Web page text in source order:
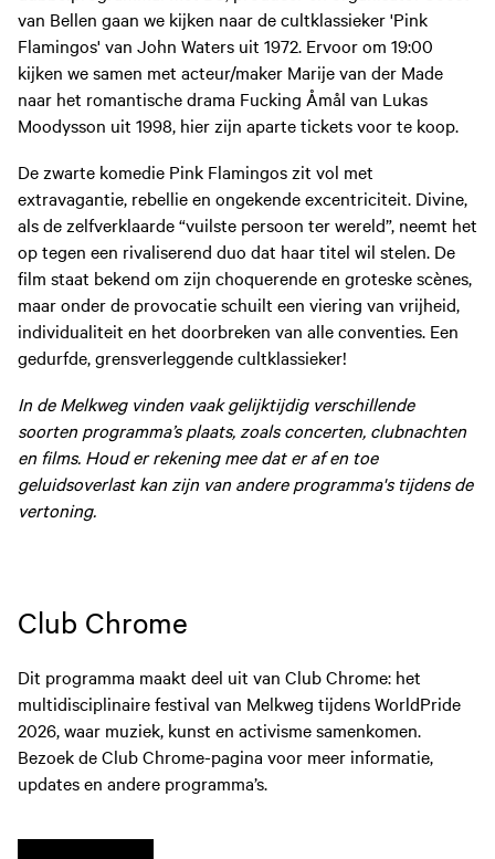
van Bellen gaan we kijken naar de cultklassieker 'Pink
Flamingos' van John Waters uit 1972. Ervoor om 19:00
kijken we samen met acteur/maker Marije van der Made
naar het romantische drama Fucking Åmål van Lukas
Moodysson uit 1998, hier zijn aparte tickets voor te koop.
De zwarte komedie Pink Flamingos zit vol met
extravagantie, rebellie en ongekende excentriciteit. Divine,
als de zelfverklaarde “vuilste persoon ter wereld”, neemt het
op tegen een rivaliserend duo dat haar titel wil stelen. De
film staat bekend om zijn choquerende en groteske scènes,
maar onder de provocatie schuilt een viering van vrijheid,
individualiteit en het doorbreken van alle conventies. Een
gedurfde, grensverleggende cultklassieker!
In de Melkweg vinden vaak gelijktijdig verschillende
soorten programma’s plaats, zoals concerten, clubnachten
en films. Houd er rekening mee dat er af en toe
geluidsoverlast kan zijn van andere programma's tijdens de
vertoning.
Club Chrome
Dit programma maakt deel uit van Club Chrome: het
multidisciplinaire festival van Melkweg tijdens WorldPride
2026, waar muziek, kunst en activisme samenkomen.
Bezoek de Club Chrome-pagina voor meer informatie,
updates en andere programma’s.